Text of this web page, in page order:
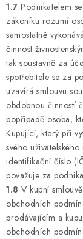
1.7 Podnikatelem
zákoníku rozumí
samostatně
činnost
tak soustavně za
spotřebitele se za
uzavírá smlouvu
obdobnou činností
popřípadě osoba,
Kupující, který při
svého
identifikační číslo
považuje za
1.8 V kupní
obchodních
prodávajícím a
obchodních